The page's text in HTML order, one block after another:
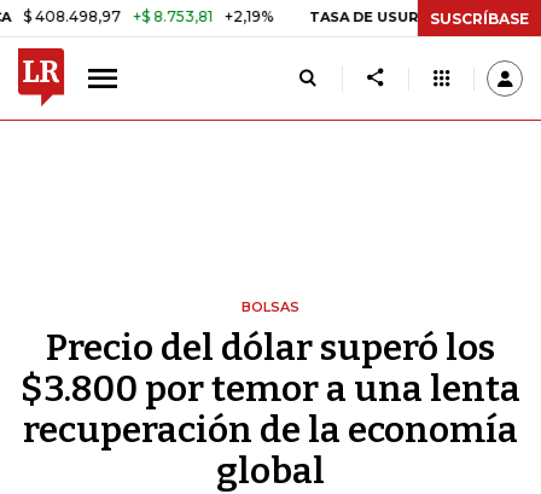
+$ 8.753,81 +2,19% TASA DE USURA CRÉDITO CONSUMO
SUSCRÍBASE
BOLSAS
Precio del dólar superó los
$3.800 por temor a una lenta
recuperación de la economía
global